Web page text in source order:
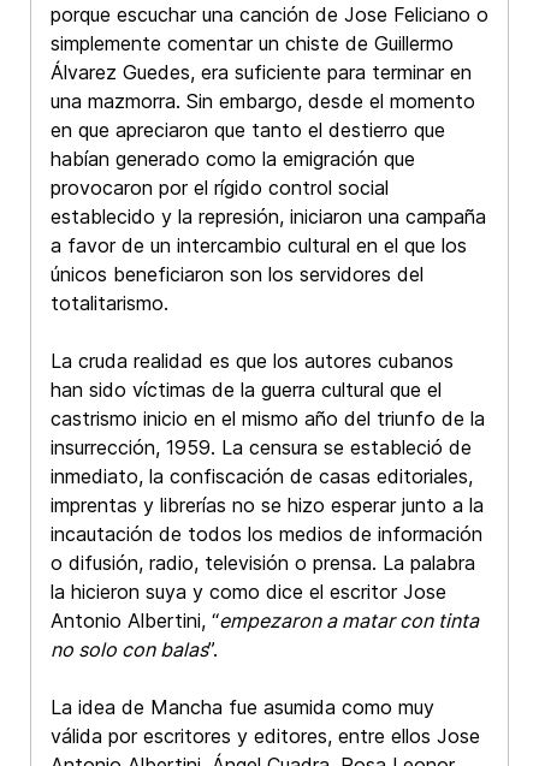
porque escuchar una canción de Jose Feliciano o
simplemente comentar un chiste de Guillermo
Álvarez Guedes, era suficiente para terminar en
una mazmorra. Sin embargo, desde el momento
en que apreciaron que tanto el destierro que
habían generado como la emigración que
provocaron por el rígido control social
establecido y la represión, iniciaron una campaña
a favor de un intercambio cultural en el que los
únicos beneficiaron son los servidores del
totalitarismo.
La cruda realidad es que los autores cubanos
han sido víctimas de la guerra cultural que el
castrismo inicio en el mismo año del triunfo de la
insurrección, 1959. La censura se estableció de
inmediato, la confiscación de casas editoriales,
imprentas y librerías no se hizo esperar junto a la
incautación de todos los medios de información
o difusión, radio, televisión o prensa. La palabra
la hicieron suya y como dice el escritor Jose
Antonio Albertini, “empezaron a matar con tinta
no solo con balas”.
La idea de Mancha fue asumida como muy
válida por escritores y editores, entre ellos Jose